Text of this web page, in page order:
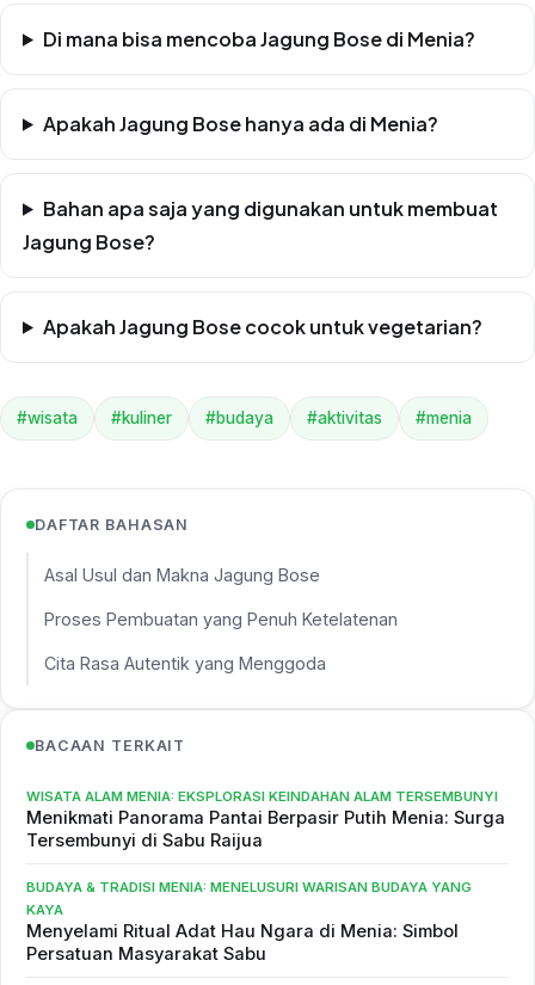
Di mana bisa mencoba Jagung Bose di Menia?
Apakah Jagung Bose hanya ada di Menia?
Bahan apa saja yang digunakan untuk membuat
Jagung Bose?
Apakah Jagung Bose cocok untuk vegetarian?
#wisata #kuliner #budaya #aktivitas #menia
DAFTAR BAHASAN
Asal Usul dan Makna Jagung Bose
Proses Pembuatan yang Penuh Ketelatenan
Cita Rasa Autentik yang Menggoda
BACAAN TERKAIT
WISATA ALAM MENIA: EKSPLORASI KEINDAHAN ALAM TERSEMBUNYI
Menikmati Panorama Pantai Berpasir Putih Menia: Surga
Tersembunyi di Sabu Raijua
BUDAYA & TRADISI MENIA: MENELUSURI WARISAN BUDAYA YANG
KAYA
Menyelami Ritual Adat Hau Ngara di Menia: Simbol
Persatuan Masyarakat Sabu